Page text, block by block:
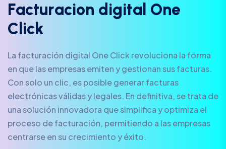
Facturacion d igita One
C ick
La facturación digital One Click revoluciona la forma
en que las empresas emiten y gestionan sus facturas.
Con solo un clic, es posible generar facturas
electrónicas válidas y legales. En definitiva, se trata de
una solución innovadora que simplifica y optimiza el
proceso de facturación, permitiendo a las empresas
centrarse en su crecimiento y éxito.